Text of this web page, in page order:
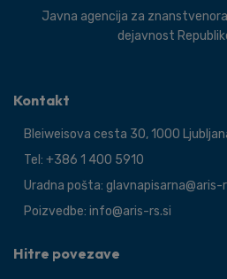
Javna agencija za
dejavnost
Kontakt
Bleiweisova cesta 30, 1000
Tel: +386 1 400 5910
Uradna pošta: glavnapisarna@aris-
Poizvedbe: info@aris-rs.si
Hitre povezave